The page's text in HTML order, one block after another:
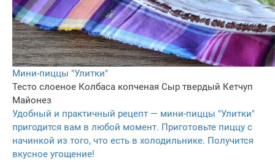
Мини-пиццы "Улитки"
Тесто слоеное Колбаса копченая Сыр твердый Кетчуп
Майонез
Удобный и практичный рецепт — мини-пиццы "Улитки"
пригодится вам в любой момент. Приготовьте пиццу с
начинкой из того, что есть в холодильнике. Получится
вкусное угощение!